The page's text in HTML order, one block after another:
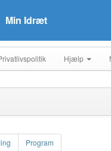
Min Idræt
Hjælp
Program